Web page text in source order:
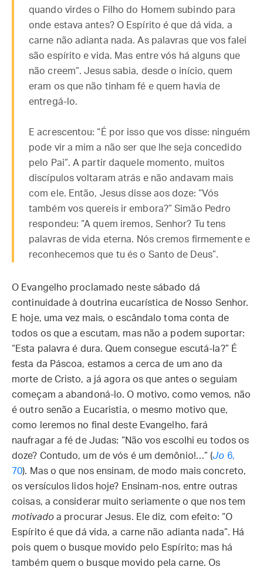
quando virdes o Filho do Homem subindo para
onde estava antes? O Espírito é que dá vida, a
carne não adianta nada. As palavras que vos falei
são espírito e vida. Mas entre vós há alguns que
não creem”. Jesus sabia, desde o início, quem
eram os que não tinham fé e quem havia de
entregá-lo.
E acrescentou: “É por isso que vos disse: ninguém
pode vir a mim a não ser que lhe seja concedido
pelo Pai”. A partir daquele momento, muitos
discípulos voltaram atrás e não andavam mais
com ele. Então, Jesus disse aos doze: “Vós
também vos quereis ir embora?” Simão Pedro
respondeu: “A quem iremos, Senhor? Tu tens
palavras de vida eterna. Nós cremos firmemente e
reconhecemos que tu és o Santo de Deus”.
O Evangelho proclamado neste sábado dá
continuidade à doutrina eucarística de Nosso Senhor.
E hoje, uma vez mais, o escândalo toma conta de
todos os que a escutam, mas não a podem suportar:
“Esta palavra é dura. Quem consegue escutá-la?” É
festa da Páscoa, estamos a cerca de um ano da
morte de Cristo, a já agora os que antes o seguiam
começam a abandoná-lo. O motivo, como vemos, não
é outro senão a Eucaristia, o mesmo motivo que,
como leremos no final deste Evangelho, fará
naufragar a fé de Judas: “Não vos escolhi eu todos os
doze? Contudo, um de vós é um demônio!…” (Jo 6,
70). Mas o que nos ensinam, de modo mais concreto,
os versículos lidos hoje? Ensinam-nos, entre outras
coisas, a considerar muito seriamente o que nos tem
motivadoa procurar Jesus. Ele diz, com efeito: “O
Espírito é que dá vida, a carne não adianta nada”. Há
pois quem o busque movido pelo Espírito; mas há
também quem o busque movido pela carne. Os